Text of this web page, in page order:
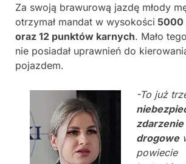
Za swoją brawurową jazdę młody
otrzymał mandat w wysokości 5000
oraz 12 punktów karnych. Mało
nie posiadał uprawnień do
pojazdem.
-To już
zdarzenie
drogowe
powiecie